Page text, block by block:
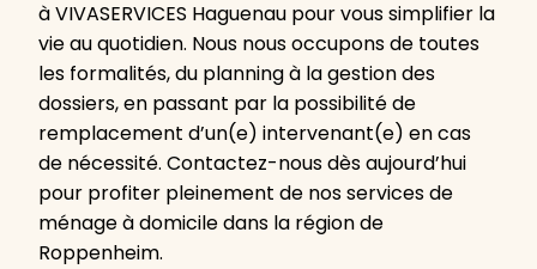
à VIVASERVICES Haguenau pour vous simplifier la
vie au quotidien. Nous nous occupons de toutes
les formalités, du planning à la gestion des
dossiers, en passant par la possibilité de
remplacement d’un(e) intervenant(e) en cas
de nécessité. Contactez-nous dès aujourd’hui
pour profiter pleinement de nos services de
ménage à domicile dans la région de
Roppenheim.